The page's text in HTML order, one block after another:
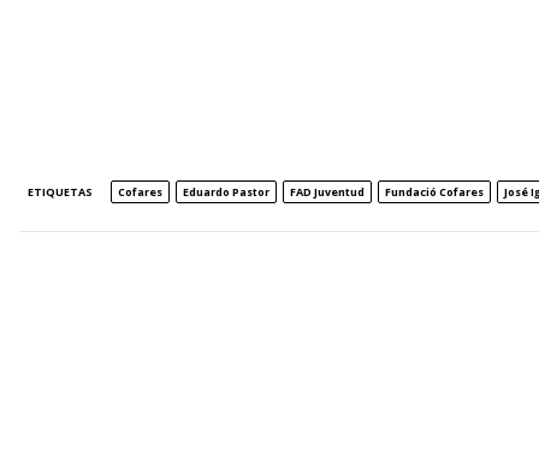
ETIQUETAS Cofares Eduardo Pastor FAD Juventud Fundació Cofares José